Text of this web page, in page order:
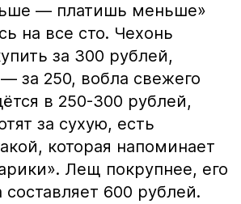
— платишь меньше»
на все сто. Чехонь
за 300 рублей,
за 250, вобла свежего
в 250-300 рублей,
за сухую, есть
которая напоминает
Лещ покрупнее, его
составляет 600 рублей.